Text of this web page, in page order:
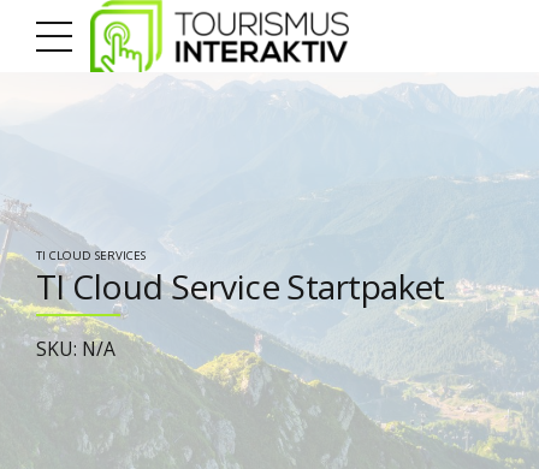
TI CLOUD SERVICES
TI Cloud Service Startpaket
SKU: N/A